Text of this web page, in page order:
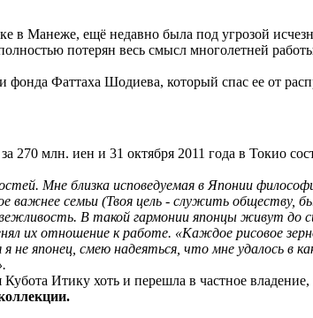
в Манеже, ещё недавно была под угрозой
потерян весь смысл многолетней
фонда Фаттаха Шодиева, который спас ее от
270 млн. иен и 31 октября 2011 года в Токио
Мне близка исповедуемая в Японии
семьи (Твоя цель - служить обществу,
В такой гармонии японцы живут до
их отношение к работе. «Каждое рисовое
японец, смею надеяться, что мне удалось в
Итику хоть и перешла в частное